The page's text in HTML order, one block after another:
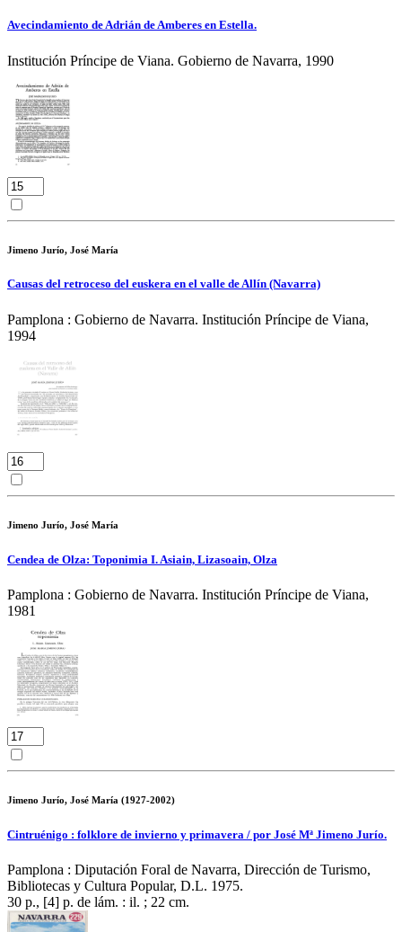
Avecindamiento de Adrián de Amberes en Estella.
Institución Príncipe de Viana. Gobierno de Navarra, 1990
Jimeno Jurío, José María
Causas del retroceso del euskera en el valle de Allín (Navarra)
Pamplona : Gobierno de Navarra. Institución Príncipe de Viana,
1994
Jimeno Jurío, José María
Cendea de Olza: Toponimia I. Asiain, Lizasoain, Olza
Pamplona : Gobierno de Navarra. Institución Príncipe de Viana,
1981
Jimeno Jurío, José María (1927-2002)
Cintruénigo : folklore de invierno y primavera / por José Mª Jimeno Jurío.
Pamplona : Diputación Foral de Navarra, Dirección de Turismo,
Bibliotecas y Cultura Popular, D.L. 1975.
30 p., [4] p. de lám. : il. ; 22 cm.